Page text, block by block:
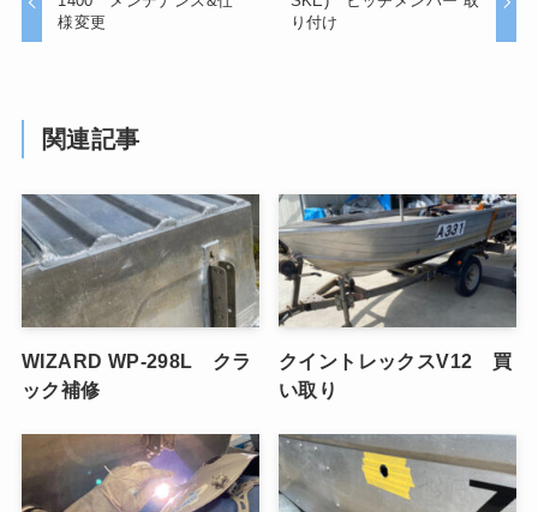
様変更
り付け
関連記事
WIZARD WP-298L クラ
ック補修
クイントレックスV12 買
い取り